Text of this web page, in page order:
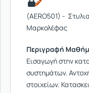
(AERO501) -
Μαρκολέφας
Περιγραφή
Εισαγωγή στην
συστημάτων.
στοιχείων.